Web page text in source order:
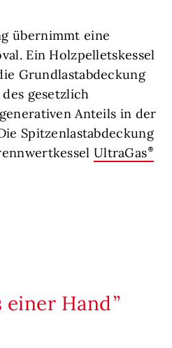
übernimmt eine
Ein Holzpelletskessel
Grundlastabdeckung
gesetzlich
Anteils in der
Spitzenlastabdeckung
UltraGas
einer Hand